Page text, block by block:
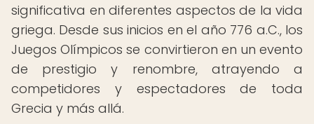
significativa en diferentes aspectos de la vida
griega. Desde sus inicios en el año 776 a.C., los
Juegos Olímpicos se convirtieron en un evento
de prestigio y renombre, atrayendo a
competidores y espectadores de toda
Grecia y más allá.